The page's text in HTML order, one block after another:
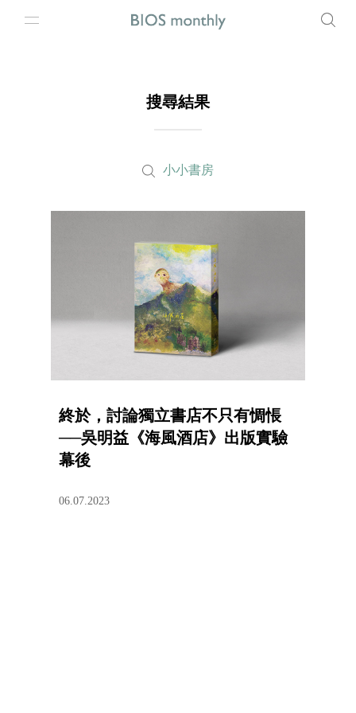
搜尋結果
小小書房
終於，討論獨立書店不只有惆悵
──吳明益《海風酒店》出版實驗
幕後
06.07.2023